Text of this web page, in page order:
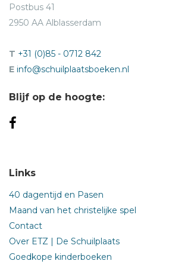
Postbus 41
2950 AA Alblasserdam
T +31 (0)85 - 0712 842
E info@schuilplaatsboeken.nl
Blijf op de hoogte:
Links
40 dagentijd en Pasen
Maand van het christelijke spel
Contact
Over ETZ | De Schuilplaats
Goedkope kinderboeken